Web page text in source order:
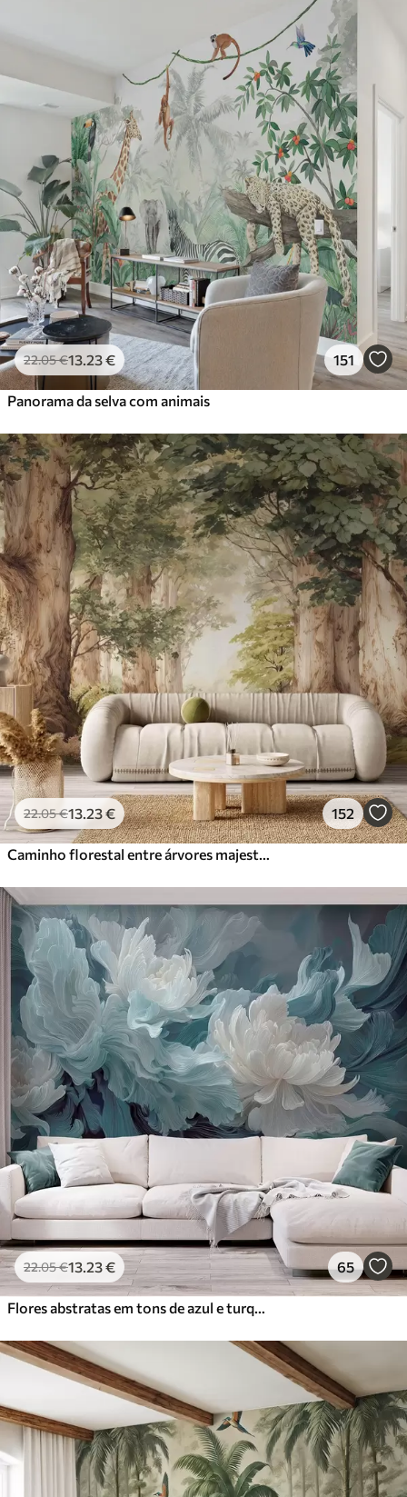
22.05€13 .23€ 151
Panorama da selva com animais
22.05€13 .23€ 152
22.05€13 .23€ 65